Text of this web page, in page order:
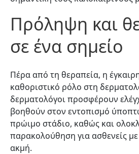
Πρόληψη και
σε ένα σημείο
Πέρα από τη θεραπεία, η
καθοριστικό ρόλο στη
δερματολόγοι προσφέρουν
βοηθούν στον εντοπισμό
πρώιμο στάδιο, καθώς και
παρακολούθηση για ασθενείς
ακμή.